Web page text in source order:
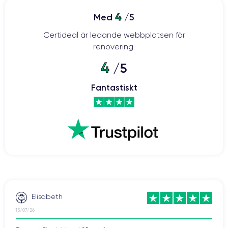
Med 4 /5
Certideal är ledande webbplatsen för
renovering.
4 /5
Fantastiskt
Elisabeth
13/07/26